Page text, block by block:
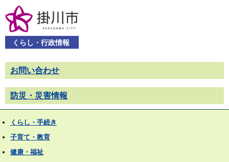
くらし・行政情報
お問い合わせ
防災・災害情報
くらし・手続き
子育て・教育
健康・福祉